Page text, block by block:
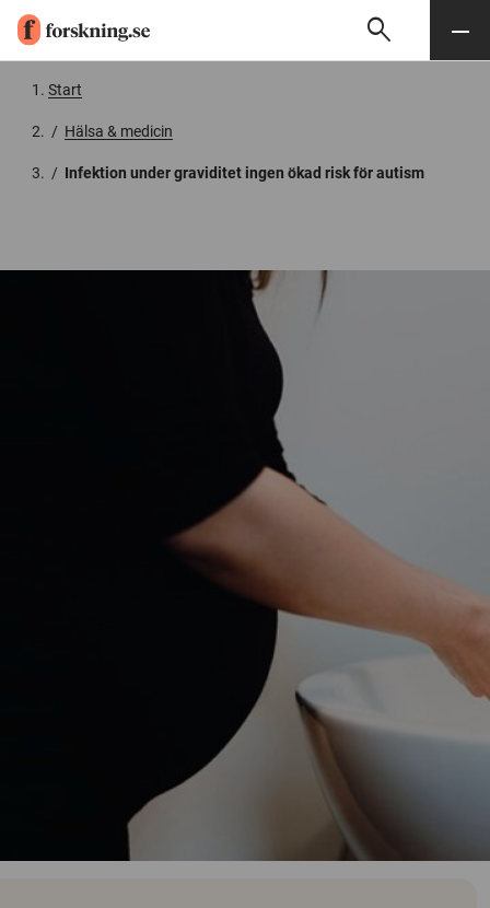
Söksearch Meny
Start
/ Hälsa & medicin
/ Infektion under graviditet ingen ökad risk för autism